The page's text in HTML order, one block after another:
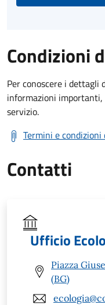
Condizioni
Per conoscere i dettagli
informazioni
servizio.
Termini e condizioni
Contatti
Ufficio
Piazza
(BG)